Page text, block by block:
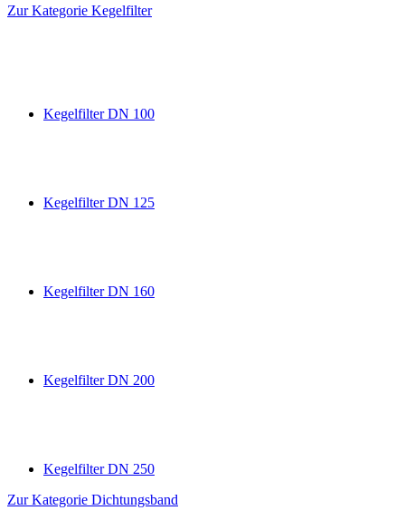
Zur Kategorie Kegelfilter
Kegelfilter DN 100
Kegelfilter DN 125
Kegelfilter DN 160
Kegelfilter DN 200
Kegelfilter DN 250
Zur Kategorie Dichtungsband